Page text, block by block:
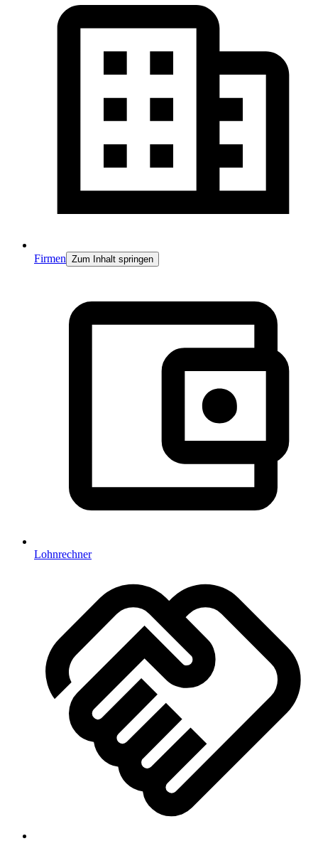
Firmen Zum Inhalt springen
Lohnrechner